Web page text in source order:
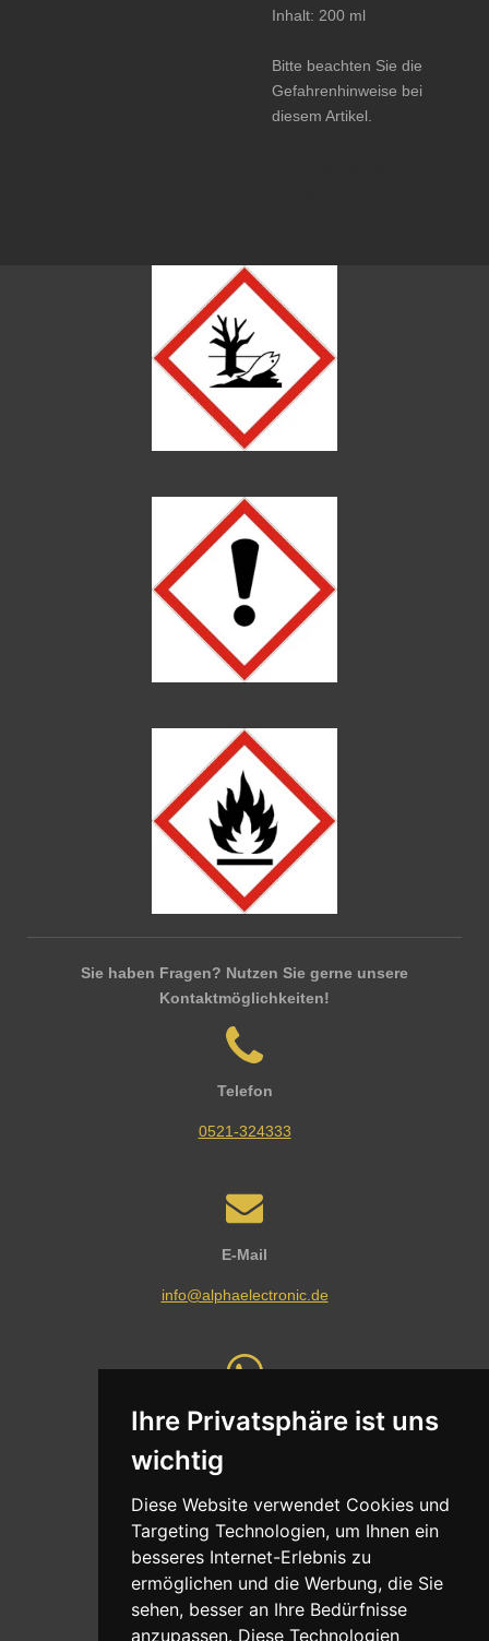
Ihre Privatsphäre ist uns
wichtig
Diese Website verwendet Cookies und
Targeting Technologien, um Ihnen ein
besseres Internet-Erlebnis zu
ermöglichen und die Werbung, die Sie
sehen, besser an Ihre Bedürfnisse
anzupassen. Diese Technologien
Inhalt: 200 ml
Bitte beachten Sie die
Gefahrenhinweise bei
diesem Artikel.
Sie haben Fragen? Nutzen Sie gerne unsere
Kontaktmöglichkeiten!
Telefon
0521-324333
E-Mail
info@alphaelectronic.de
Whatsapp
Nachricht senden
Adresse
Oldentruper Straße 104